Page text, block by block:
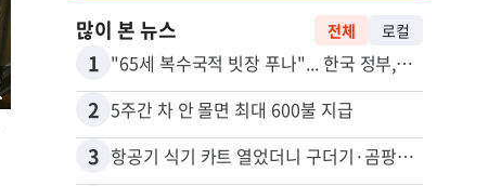
많이 본 뉴스 전체 로컬
1 "65세 복수국적 빗장 푸나"... 한국 정부, 연령 완화 전면 추진
2 5주간 차 안 몰면 최대 600불 지급
3 항공기 식기 카트 열었더니 구더기·곰팡이…LAX 기내식 업체 논란